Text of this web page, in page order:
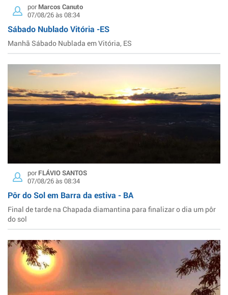
porMarcos Canuto
07/08/26 às 08:34
Sábado Nublado Vitória -ES
Manhã Sábado Nublada em Vitória, ES
porFLÁVIO SANTOS
07/08/26 às 08:34
Pôr do Sol em Barra da estiva - BA
Final de tarde na Chapada diamantina para finalizar o dia um pôr
do sol